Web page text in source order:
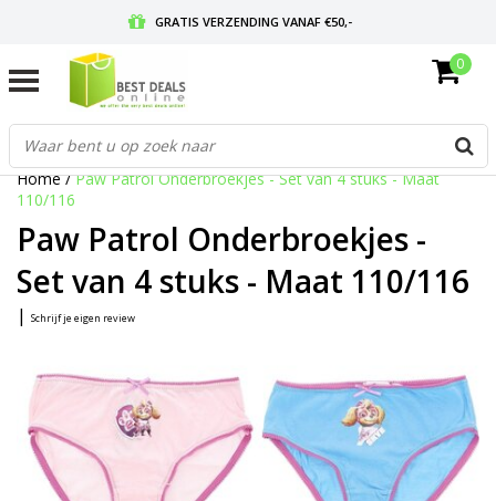
GRATIS VERZENDING VANAF €50,-
GRATIS RETOURNEREN EN 30 DAGEN BEDENKTIJD
0
Home/Paw Patrol Onderbroekjes - Set van 4 stuks - Maat
110/116
Paw Patrol Onderbroekjes -
Set van 4 stuks - Maat 110/116
| Schrijf je eigen review